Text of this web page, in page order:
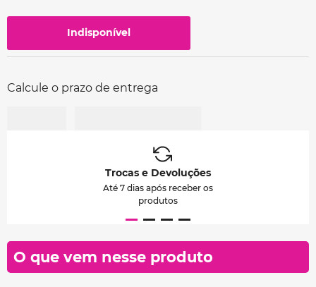
Indisponível
Calcule o prazo de entrega
Trocas e Devoluções
Até 7 dias após receber os
produtos
O que vem nesse produto